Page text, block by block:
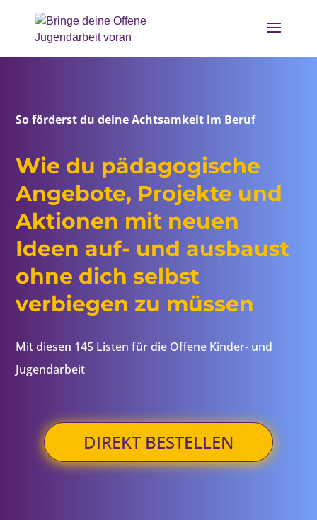
So förderst du deine Achtsamkeit im Beruf
Wie du pädagogische
Angebote, Projekte und
Aktionen mit neuen
Ideen auf- und ausbaust
ohne dich selbst
verbiegen zu müssen
Mit diesen 145 Listen für die Offene Kinder- und
Jugendarbeit
DIREKT BESTELLEN